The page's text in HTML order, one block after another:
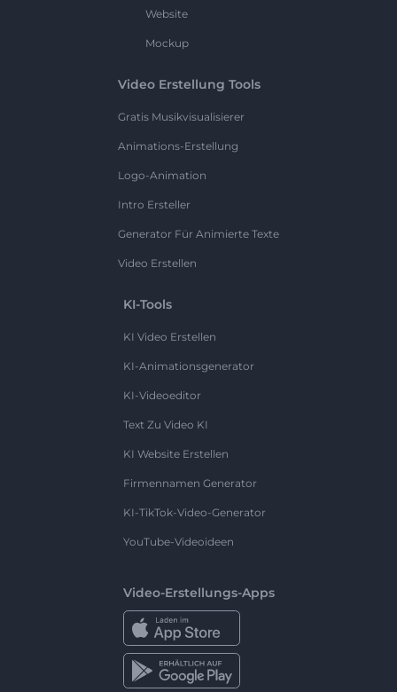
Website
Mockup
Video Erstellung Tools
Gratis Musikvisualisierer
Animations-Erstellung
Logo-Animation
Intro Ersteller
Generator Für Animierte Texte
Video Erstellen
KI-Tools
KI Video Erstellen
KI-Animationsgenerator
KI-Videoeditor
Text Zu Video KI
KI Website Erstellen
Firmennamen Generator
KI-TikTok-Video-Generator
YouTube-Videoideen
Video-Erstellungs-Apps